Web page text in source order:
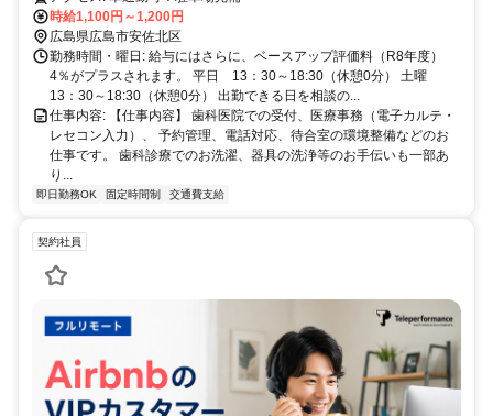
時給1,100円～1,200円
広島県広島市安佐北区
勤務時間・曜日: 給与にはさらに、ベースアップ評価料（R8年度）
4％がプラスされます。 平日 13：30～18:30（休憩0分） 土曜
13：30～18:30（休憩0分） 出勤できる日を相談の...
仕事内容: 【仕事内容】 歯科医院での受付、医療事務（電子カルテ・
レセコン入力）、 予約管理、電話対応、待合室の環境整備などのお
仕事です。 歯科診療でのお洗濯、器具の洗浄等のお手伝いも一部あ
り...
即日勤務OK 固定時間制 交通費支給
契約社員